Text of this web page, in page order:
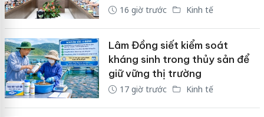
16 giờ trước Kinh tế
Lâm Đồng siết kiểm soát
kháng sinh trong thủy sản để
giữ vững thị trường
17 giờ trước Kinh tế